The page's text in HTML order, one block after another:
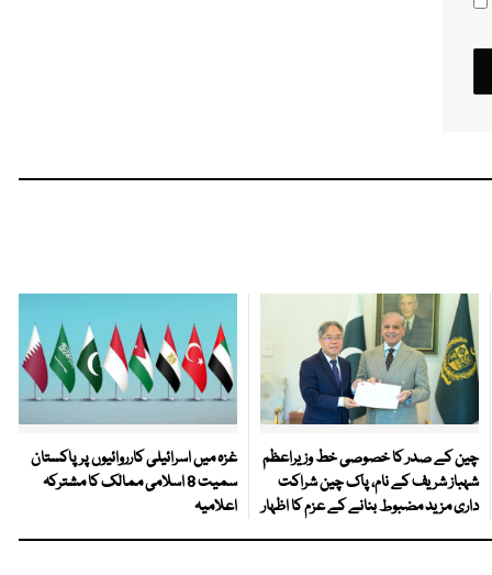
چین کے صدر کا خصوصی خط وزیراعظم
شہباز شریف کے نام، پاک چین شراکت
داری مزید مضبوط بنانے کے عزم کا اظہار
غزہ میں اسرائیلی کارروائیوں پر پاکستان
سمیت 8 اسلامی ممالک کا مشترکہ
اعلامیہ